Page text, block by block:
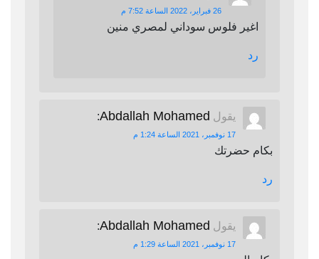
26 فبراير، 2022 الساعة 7:52 م
اغير فلوس سوداني لمصري منين
رد
يقول Abdallah Mohamed
:
17 نوفمبر، 2021 الساعة 1:24 م
بكام حضرتك
رد
يقول Abdallah Mohamed
:
17 نوفمبر، 2021 الساعة 1:29 م